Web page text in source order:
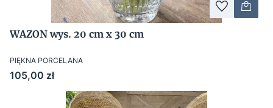
WAZON wys. 20 cm x 30 cm
PIĘKNA PORCELANA
Cena
105,00 zł